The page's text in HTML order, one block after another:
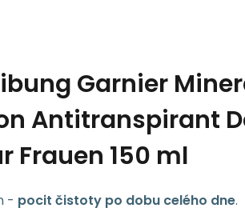
Garnier
Antitranspirant
Frauen 150 ml
- pocit čistoty po dobu celého dne.